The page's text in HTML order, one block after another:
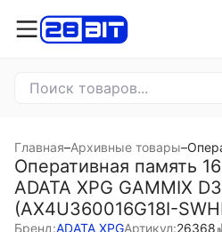
Главная–Архивные товары–
Оперативная память
ADATA XPG GAMMIX
(AX4U360016G18I-
Бренд:ADATA XPGАртикул:26368